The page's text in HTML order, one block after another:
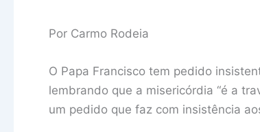
Por Carmo Rodeia
O Papa Francisco tem pedido
lembrando que a misericórdia “é a
um pedido que faz com insistência